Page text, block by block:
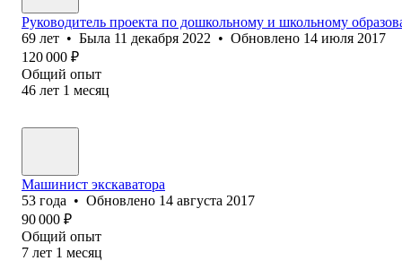
Руководитель проекта по дошкольному и школьному
69 лет • Была 11 декабря 2022 • Обновлено 14 июля 2017
120 000 ₽
Общий опыт
46 лет 1 месяц
Машинист экскаватора
53 года • Обновлено 14 августа 2017
90 000 ₽
Общий опыт
7 лет 1 месяц